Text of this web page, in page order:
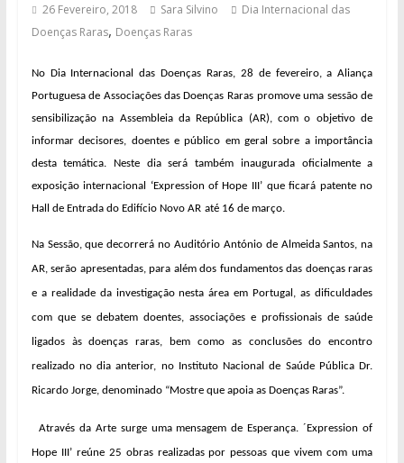
26 Fevereiro, 2018 Sara Silvino
Dia Internacional das
Doenças Raras, Doenças Raras
No Dia Internacional das Doenças Raras, 28 de fevereiro, aAliança
Portuguesa de Associações das Doenças Raras promove uma sessão de
sensibilização na Assembleia da República (AR), com o objetivo de
informar decisores, doentes e público em geral sobre a importância
desta temática. Neste dia será também inaugurada oficialmente a
exposição internacional ‘Expression of Hope III’ que ficará patente no
Hall de Entrada do Edifício Novo AR até 16 de março.
Na Sessão, que decorrerá no Auditório António de Almeida Santos, na
AR, serão apresentadas, para além dos fundamentos das doenças raras
e a realidade da investigação nesta área em Portugal, as dificuldades
com que se debatem doentes, associações e profissionais de saúde
ligados às doenças raras, bem como as conclusões do encontro
realizado no dia anterior, no Instituto Nacional de Saúde Pública Dr.
Ricardo Jorge, denominado “Mostre que apoia as Doenças Raras”.
Através da Arte surge uma mensagem de Esperança. ´Expression of
Hope III’ reúne 25 obras realizadas por pessoas que vivem com uma